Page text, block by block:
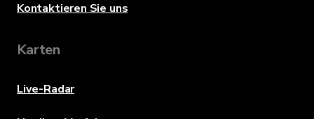
Kontaktieren Sie uns
Karten
Live-Radar